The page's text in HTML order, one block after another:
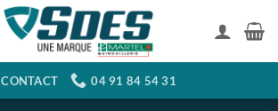
CONTACT 04 91 84 54 31